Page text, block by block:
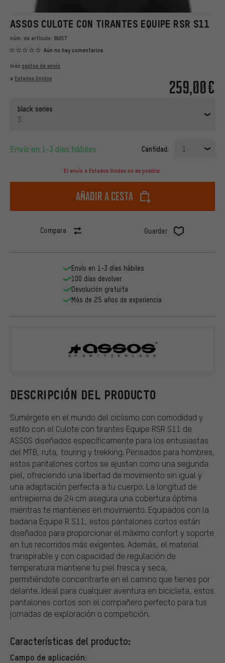
ASSOS CULOTE CON TIRANTES EQUIPE RSR S11
núm. de artículo: 96257
Aún no hay comentarios
259,00€
más gastos de envío
a Estados Unidos
black series
S
Envío en 1-3 días hábiles Cantidad: 1
El envío a Estados Unidos no es posible.
Añadir a cesta
Compara Guardar
DESCRIPCIÓN DEL PRODUCTO
Sumérgete en el mundo del ciclismo con comodidad y
estilo con el Culote con tirantes Equipe RSR S11 de
ASSOS diseñados específicamente para los entusiastas
del MTB, ruta, touring y trekking. Pensados para hombres,
estos pantalones cortos se ajustan como una segunda
piel, ofreciendo una libertad de movimiento sin igual y
una adaptación perfecta a tu cuerpo. La longitud de
entrepierna de 24 cm asegura una cobertura óptima
mientras te mantienes en movimiento. Equipados con la
badana Equipe R S11, estos pantalones cortos están
diseñados para proporcionar el máximo confort y soporte
en tus recorridos más exigentes. Además, el material
transpirable y con capacidad de regulación de
temperatura mantiene tu piel fresca y seca,
permitiéndote concentrarte en el camino que tienes por
delante. Ideal para cualquier aventura en bicicleta, estos
pantalones cortos son el compañero perfecto para tus
jornadas de exploración o competición.
Características del producto:
Campo de aplicación:
Envío en 1-3 días hábiles
100 días devolver
Devolución gratuita
Más de 25 años de experiencia